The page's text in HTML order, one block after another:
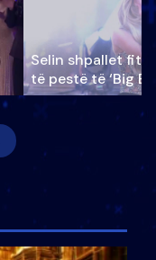
Selin shpallet
të pestë të ‘Big